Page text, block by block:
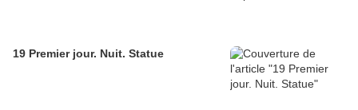
19 Premier jour. Nuit. Statue